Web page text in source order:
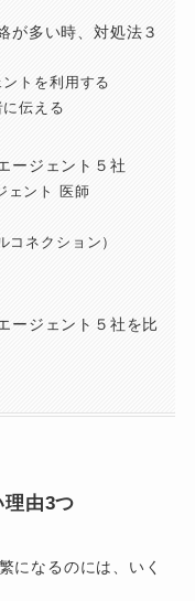
が多い時、対処法３
トを利用する
伝える
ージェント５社
ェント 医師
コネクション）
ージェント５社を比
理由3つ
になるのには、いく